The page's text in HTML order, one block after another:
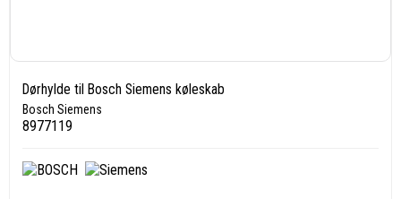
Dørhylde til Bosch Siemens køleskab
Bosch Siemens
8977119